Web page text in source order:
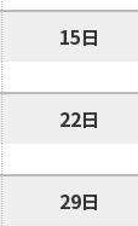
15日
22日
29日